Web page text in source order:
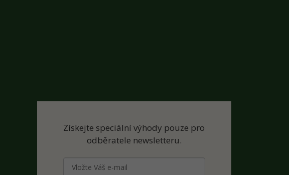
Získejte speciální výhody pouze pro
odběratele newsletteru.